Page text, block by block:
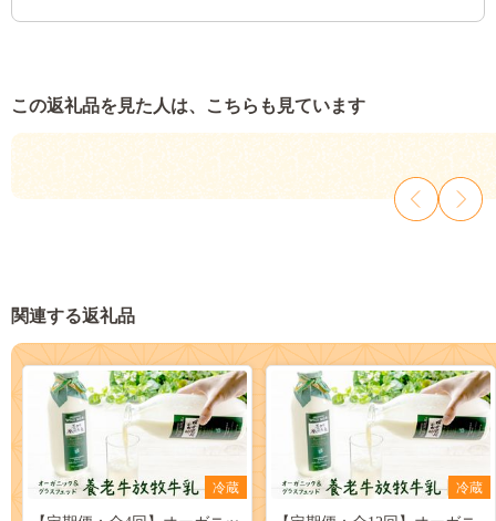
この返礼品を見た人は、こちらも見ています
関連する返礼品
冷蔵 冷蔵